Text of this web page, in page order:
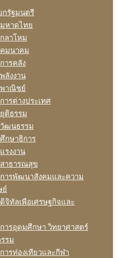
กรัฐมนตรี
หาดไทย
ลาโหม
คมนาคม
ารคลัง
ลังงาน
พาณิชย์
ารต่างประเทศ
ติธรรม
วัฒนธรรม
กษาธิการ
รงงาน
าธารณสุข
การพัฒนาสังคมและความ
ย์
จิทัลเพือเศรษฐกิจและ
ารอุดมศึกษา วิทยาศาสตร์
รม
ารท่องเทียวและกีฬา